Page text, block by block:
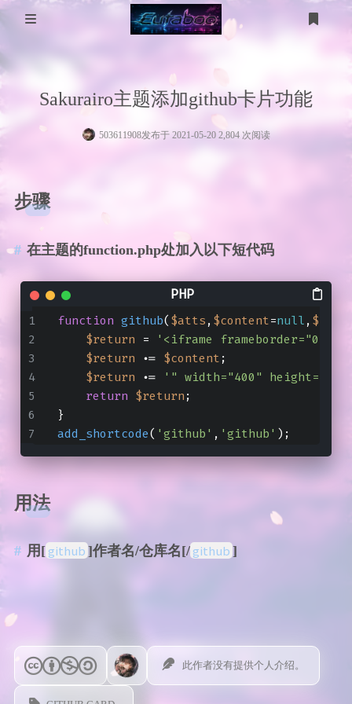
WP美化
电脑问题
考研计算机
考研数学
工具箱
MikuTap
gpt-image
友链
Sakurairo主题添加github卡片功能
503611908发布于 2021-05-20 2,804 次阅读
步骤
在主题的function.php处加入以下短代码
function github( $atts , $content=null , $code
$return =
'<iframe frameborder="0"
$return .= $content ;
$return .=
'" width="400"
return $return ;
}
add_shortcode( 'github' , 'github' );
用法
用[ github ]作者名/仓库名[/ github ]
此作者没有提供个人介绍。